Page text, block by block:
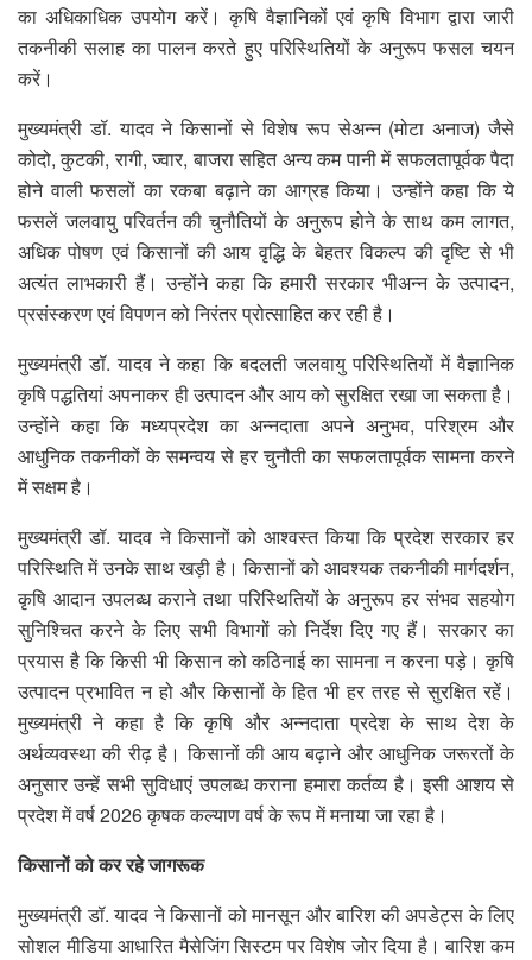
का अधिकाधिक उपयोग करें। कृषि वैज्ञानिकों एवं कृषि विभाग द्वारा जारी
तकनीकी सलाह का पालन करते हुए परिस्थितियों के अनुरूप फसल चयन
करें।
मुख्यमंत्री डॉ. यादव ने किसानों से विशेष रूप सेअन्न (मोटा अनाज) जैसे
कोदो, कुटकी, रागी, ज्वार, बाजरा सहित अन्य कम पानी में सफलतापूर्वक पैदा
होने वाली फसलों का रकबा बढ़ाने का आग्रह किया। उन्होंने कहा कि ये
फसलें जलवायु परिवर्तन की चुनौतियों के अनुरूप होने के साथ कम लागत,
अधिक पोषण एवं किसानों की आय वृद्धि के बेहतर विकल्प की दृष्टि से भी
अत्यंत लाभकारी हैं। उन्होंने कहा कि हमारी सरकार भीअन्न के उत्पादन,
प्रसंस्करण एवं विपणन को निरंतर प्रोत्साहित कर रही है।
मुख्यमंत्री डॉ. यादव ने कहा कि बदलती जलवायु परिस्थितियों में वैज्ञानिक
कृषि पद्धतियां अपनाकर ही उत्पादन और आय को सुरक्षित रखा जा सकता है।
उन्होंने कहा कि मध्यप्रदेश का अन्नदाता अपने अनुभव, परिश्रम और
आधुनिक तकनीकों के समन्वय से हर चुनौती का सफलतापूर्वक सामना करने
में सक्षम है।
मुख्यमंत्री डॉ. यादव ने किसानों को आश्वस्त किया कि प्रदेश सरकार हर
परिस्थिति में उनके साथ खड़ी है। किसानों को आवश्यक तकनीकी मार्गदर्शन,
कृषि आदान उपलब्ध कराने तथा परिस्थितियों के अनुरूप हर संभव सहयोग
सुनिश्चित करने के लिए सभी विभागों को निर्देश दिए गए हैं। सरकार का
प्रयास है कि किसी भी किसान को कठिनाई का सामना न करना पड़े। कृषि
उत्पादन प्रभावित न हो और किसानों के हित भी हर तरह से सुरक्षित रहें।
मुख्यमंत्री ने कहा है कि कृषि और अन्नदाता प्रदेश के साथ देश के
अर्थव्यवस्था की रीढ़ है। किसानों की आय बढ़ाने और आधुनिक जरूरतों के
अनुसार उन्हें सभी सुविधाएं उपलब्ध कराना हमारा कर्तव्य है। इसी आशय से
प्रदेश में वर्ष 2026 कृषक कल्याण वर्ष के रूप में मनाया जा रहा है।
किसानों को कर रहे जागरूक
मुख्यमंत्री डॉ. यादव ने किसानों को मानसून और बारिश की अपडेट्स के लिए
सोशल मीडिया आधारित मैसेजिंग सिस्टम पर विशेष जोर दिया है। बारिश कम